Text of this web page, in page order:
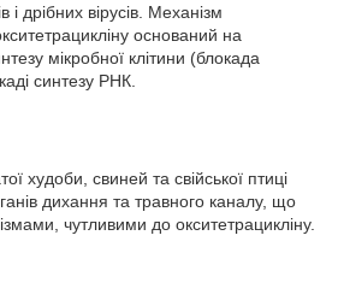
і дрібних вірусів. Механізм
оснований на
мікробної клітини (блокада
синтезу РНК.
худоби, свиней та свійської птиці
дихання та травного каналу, що
чутливими до окситетрацикліну.